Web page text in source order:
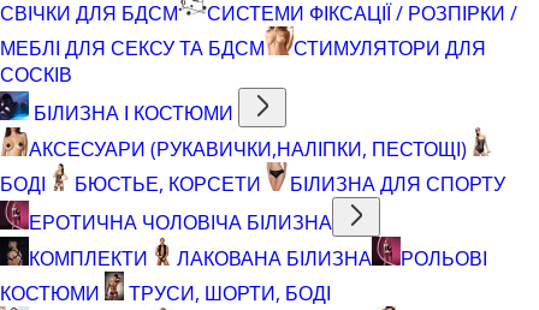
СВІЧКИ ДЛЯ БДСМ
СИСТЕМИ ФІКСАЦІЇ / РОЗПІРКИ /
МЕБЛІ ДЛЯ СЕКСУ ТА БДСМ
СТИМУЛЯТОРИ ДЛЯ
СОСКІВ
БІЛИЗНА І КОСТЮМИ
АКСЕСУАРИ (РУКАВИЧКИ,НАЛІПКИ, ПЕСТОЩІ)
БОДІ
БЮСТЬЕ, КОРСЕТИ
БІЛИЗНА ДЛЯ СПОРТУ
ЕРОТИЧНА ЧОЛОВІЧА БІЛИЗНА
КОМПЛЕКТИ
ЛАКОВАНА БІЛИЗНА
РОЛЬОВІ
КОСТЮМИ
ТРУСИ, ШОРТИ, БОДІ